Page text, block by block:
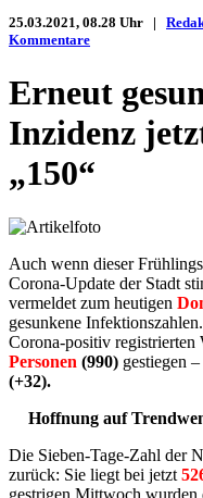
25.03.2021, 08.28 Uhr |
Kommentare
Erneut
Inzidenz
„150“
Auch wenn dieser
Corona-Update der Stadt
vermeldet zum heutigen
gesunkene
Corona-positiv
Personen (990) gestiegen
(+32).
Hoffnung auf
Die Sieben-Tage-Zahl der
zurück: Sie liegt bei jetzt
gestrigen Mittwoch wurden